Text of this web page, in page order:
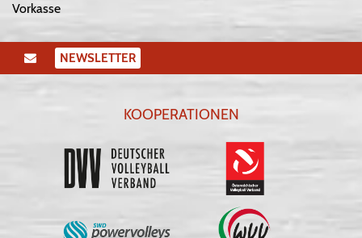
Vorkasse
NEWSLETTER
KOOPERATIONEN